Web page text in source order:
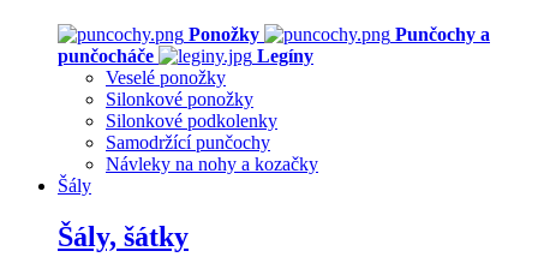
Ponožky
Punčochy a
punčocháče
Legíny
Veselé ponožky
Silonkové ponožky
Silonkové podkolenky
Samodržící punčochy
Návleky na nohy a kozačky
Šály
Šály, šátky